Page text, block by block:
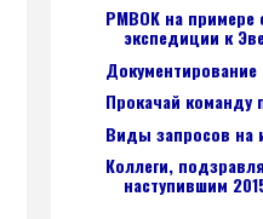
PMBOK на примере
экспедиции к
Прокачай команду
Виды запросов на
Коллеги,
наступившим